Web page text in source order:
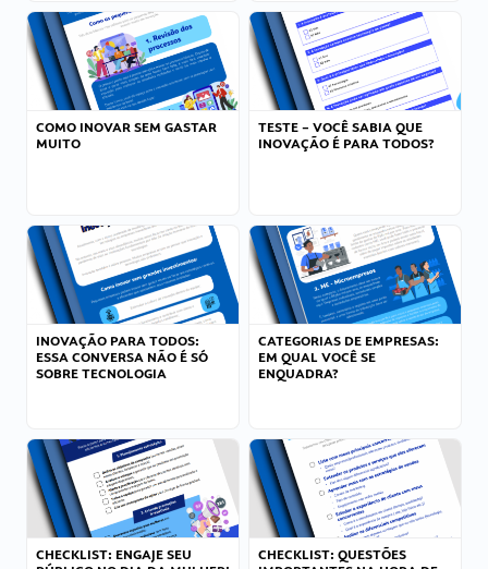
COMO INOVAR SEM GASTAR
MUITO
TESTE – VOCÊ SABIA QUE
INOVAÇÃO É PARA TODOS?
INOVAÇÃO PARA TODOS:
ESSA CONVERSA NÃO É SÓ
SOBRE TECNOLOGIA
CATEGORIAS DE EMPRESAS:
EM QUAL VOCÊ SE
ENQUADRA?
CHECKLIST: ENGAJE SEU
CHECKLIST: QUESTÕES